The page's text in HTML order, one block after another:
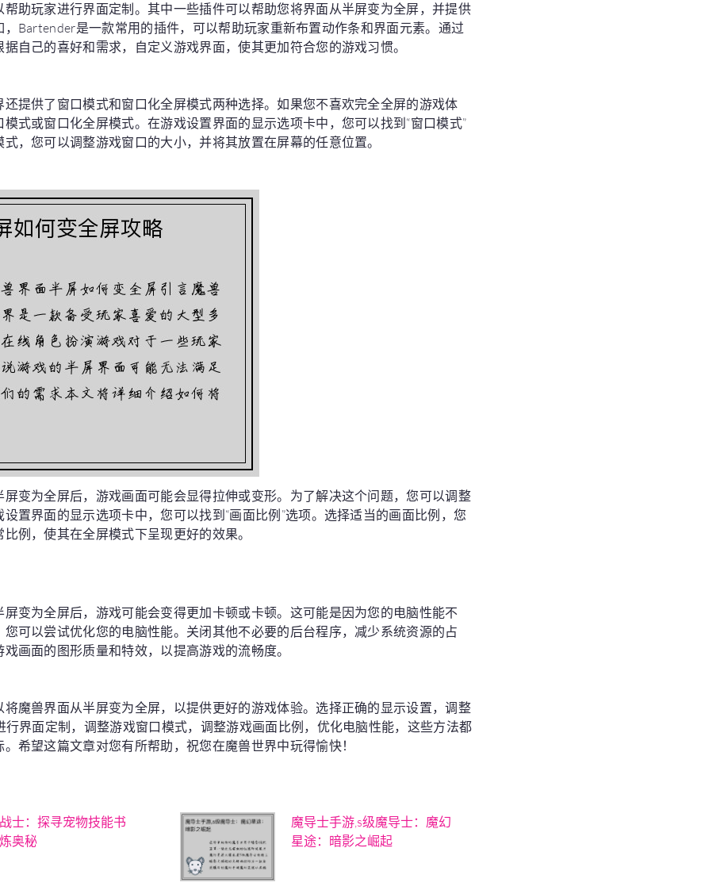
助玩家进行界面定制。其中一些插件可以帮助您将界面从半屏变为全屏，并提供
Bartender是一款常用的插件，可以帮助玩家重新布置动作条和界面元素。通过
自己的喜好和需求，自定义游戏界面，使其更加符合您的游戏习惯。
还提供了窗口模式和窗口化全屏模式两种选择。如果您不喜欢完全全屏的游戏体
式或窗口化全屏模式。在游戏设置界面的显示选项卡中，您可以找到“窗口模式”
，您可以调整游戏窗口的大小，并将其放置在屏幕的任意位置。
变为全屏后，游戏画面可能会显得拉伸或变形。为了解决这个问题，您可以调整
置界面的显示选项卡中，您可以找到“画面比例”选项。选择适当的画面比例，您
例，使其在全屏模式下呈现更好的效果。
变为全屏后，游戏可能会变得更加卡顿或卡顿。这可能是因为您的电脑性能不
可以尝试优化您的电脑性能。关闭其他不必要的后台程序，减少系统资源的占
画面的图形质量和特效，以提高游戏的流畅度。
魔兽界面从半屏变为全屏，以提供更好的游戏体验。选择正确的显示设置，调整
行界面定制，调整游戏窗口模式，调整游戏画面比例，优化电脑性能，这些方法都
希望这篇文章对您有所帮助，祝您在魔兽世界中玩得愉快！
士：探寻宠物技能书
奥秘
魔导士手游,s级魔导士：魔幻
星途：暗影之崛起